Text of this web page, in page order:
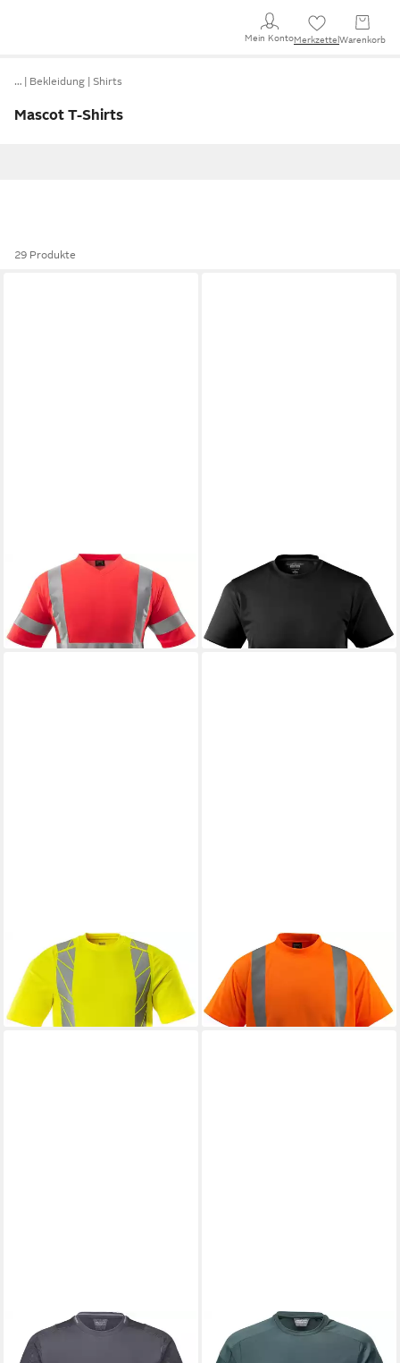
Mein KontoMerkzettel Warenkorb
… Bekleidung Shirts
Mascot T-Shirts
29 Produkte
MASCOT
ab 87,29 €
MASCOT
T-Shirt Manacor
ab 42,69 €
MASCOTT-Shirt
ab 103,19 €
MASCOT T-Shirt Townsville
ab 50,59 €
MASCOT
T-Shirt
ab 61,59 €
MASCOT
T-Shirt
ab 59,19 €